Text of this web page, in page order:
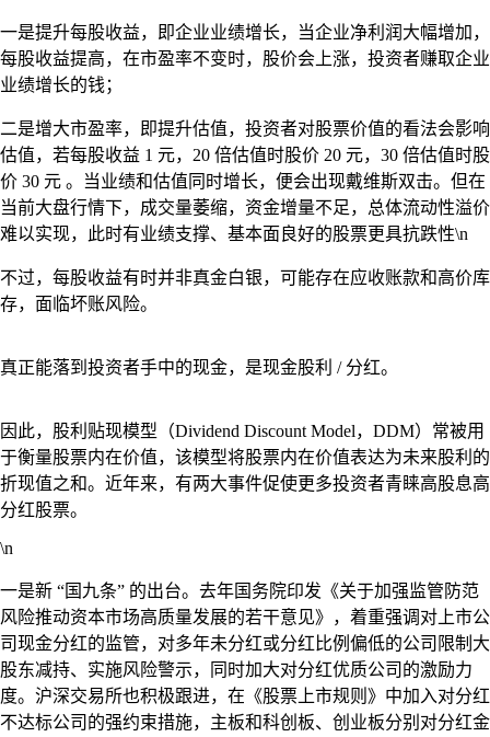
一是提升每股收益，即企业业绩增长，当企业净利润大幅增加，
每股收益提高，在市盈率不变时，股价会上涨，投资者赚取企业
业绩增长的钱；
二是增大市盈率，即提升估值，投资者对股票价值的看法会影响
估值，若每股收益 1 元，20 倍估值时股价 20 元，30 倍估值时股
价 30 元 。当业绩和估值同时增长，便会出现戴维斯双击。但在
当前大盘行情下，成交量萎缩，资金增量不足，总体流动性溢价
难以实现，此时有业绩支撑、基本面良好的股票更具抗跌性\n
不过，每股收益有时并非真金白银，可能存在应收账款和高价库
存，面临坏账风险。
真正能落到投资者手中的现金，是现金股利 / 分红。
因此，股利贴现模型（Dividend Discount Model，DDM）常被用
于衡量股票内在价值，该模型将股票内在价值表达为未来股利的
折现值之和。近年来，有两大事件促使更多投资者青睐高股息高
分红股票。
\n
一是新 “国九条” 的出台。去年国务院印发《关于加强监管防范
风险推动资本市场高质量发展的若干意见》，着重强调对上市公
司现金分红的监管，对多年未分红或分红比例偏低的公司限制大
股东减持、实施风险警示，同时加大对分红优质公司的激励力
度。沪深交易所也积极跟进，在《股票上市规则》中加入对分红
不达标公司的强约束措施，主板和科创板、创业板分别对分红金